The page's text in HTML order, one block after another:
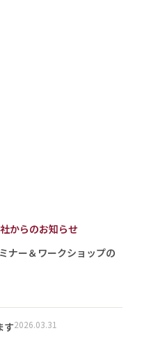
からのお知らせ
ー＆ワークショップの
す2026.03.31